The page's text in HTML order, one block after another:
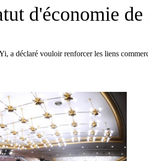
d'économie
a déclaré vouloir renforcer les liens